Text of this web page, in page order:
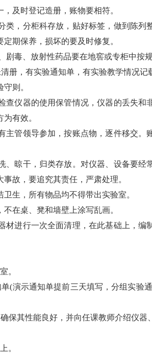
及时登记造册，账物要相符。
，分柜科存放，贴好标签，做到陈列
期保养，损坏的要及时修复。
毒、放射性药品要在地窖或专柜中按
册，有实验通知单，有实验教学情况
则。
仪器的使用保管情况，仪器的丢失和
有效。
管领导参加，按账点物，逐件移交。
晾干，归类存放。对仪器、设备要经
故，要追究其责任，严肃处理。
生，所有物品均不得带出实验室。
在桌、凳和墙壁上涂写乱画。
材进行一次全面清理，在此基础上，编
。
(演示通知单提前三天填写，分组实验
保其性能良好，并向任课教师介绍仪
。